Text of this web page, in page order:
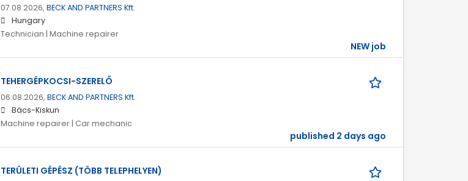
07.08.2026, BECK AND PARTNERS Kft.
Hungary
Technician | Machine repairer
NEW job
TEHERGÉPKOCSI-SZERELŐ
06.08.2026, BECK AND PARTNERS Kft.
Bács-Kiskun
Machine repairer | Car mechanic
published 2 days ago
TERÜLETI GÉPÉSZ (TÖBB TELEPHELYEN)